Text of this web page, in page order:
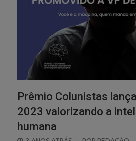
Prêmio Colunistas
2023 valorizando a
humana